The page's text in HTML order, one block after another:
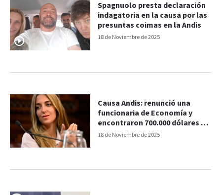
18 de Noviembre de 2025
Spagnuolo presta declaración
indagatoria en la causa por las
presuntas coimas en la Andis
18 de Noviembre de 2025
Causa Andis: renunció una
funcionaria de Economía y
encontraron 700.000 dólares en
su casa